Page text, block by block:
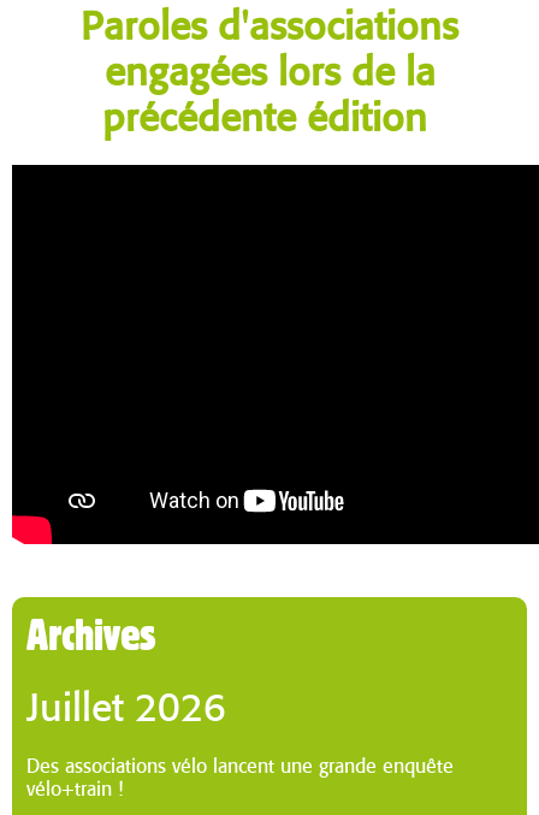
Paroles d'associations
engagées lors de la
précédente édition
Archives
juillet 2026
Des associations vélo lancent une grande enquête
vélo+train !